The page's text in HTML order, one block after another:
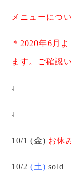
メニューにつ
＊2020年6月
ます。ご確認
↓
↓
10/1 (金) お休
10/2 (土) sold